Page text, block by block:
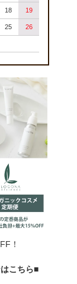
18 19
25 26
！
こちら■